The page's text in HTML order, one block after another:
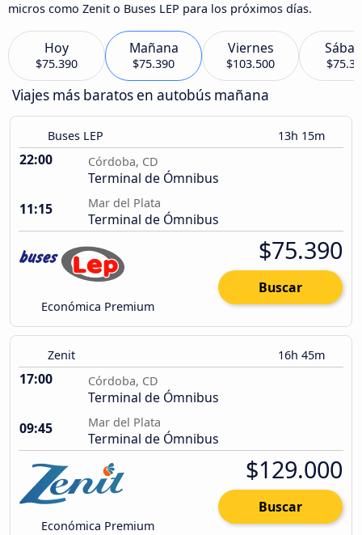
micros como Zenit o Buses LEP para los próximos días.
Hoy
$75.390
Mañana
$75.390
Viernes
$103.500
Viajes más baratos en autobús mañana
Buses LEP 13h 15m
22:00 Córdoba, CD
Terminal de Ómnibus
11:15
Mar del Plata
Terminal de Ómnibus
Económica Premium
$75.390
Buscar
Zenit 16h 45m
17:00 Córdoba, CD
Terminal de Ómnibus
09:45
Mar del Plata
Terminal de Ómnibus
Económica Premium
$129.000
Buscar